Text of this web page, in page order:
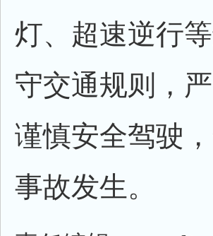
灯、超速逆行
守交通规则，
谨慎安全驾驶
事故发生。